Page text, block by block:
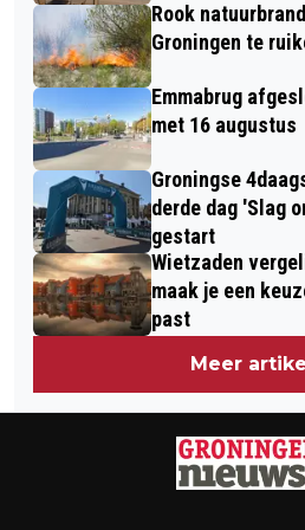
Rook
Groningen te
Emmabrug
met 16 augustus
Groningse
derde dag 'Slag
gestart
Wietzaden
maak je een
past
Meer